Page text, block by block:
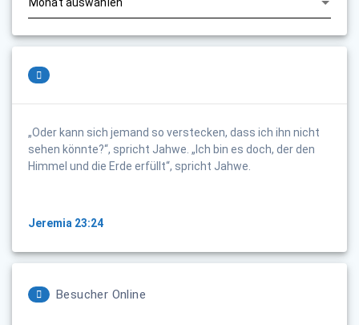
„Oder kann sich jemand so verstecken, dass ich ihn nicht
sehen könnte?“, spricht Jahwe. „Ich bin es doch, der den
Himmel und die Erde erfüllt“, spricht Jahwe.
Jeremia 23:24
Besucher Online